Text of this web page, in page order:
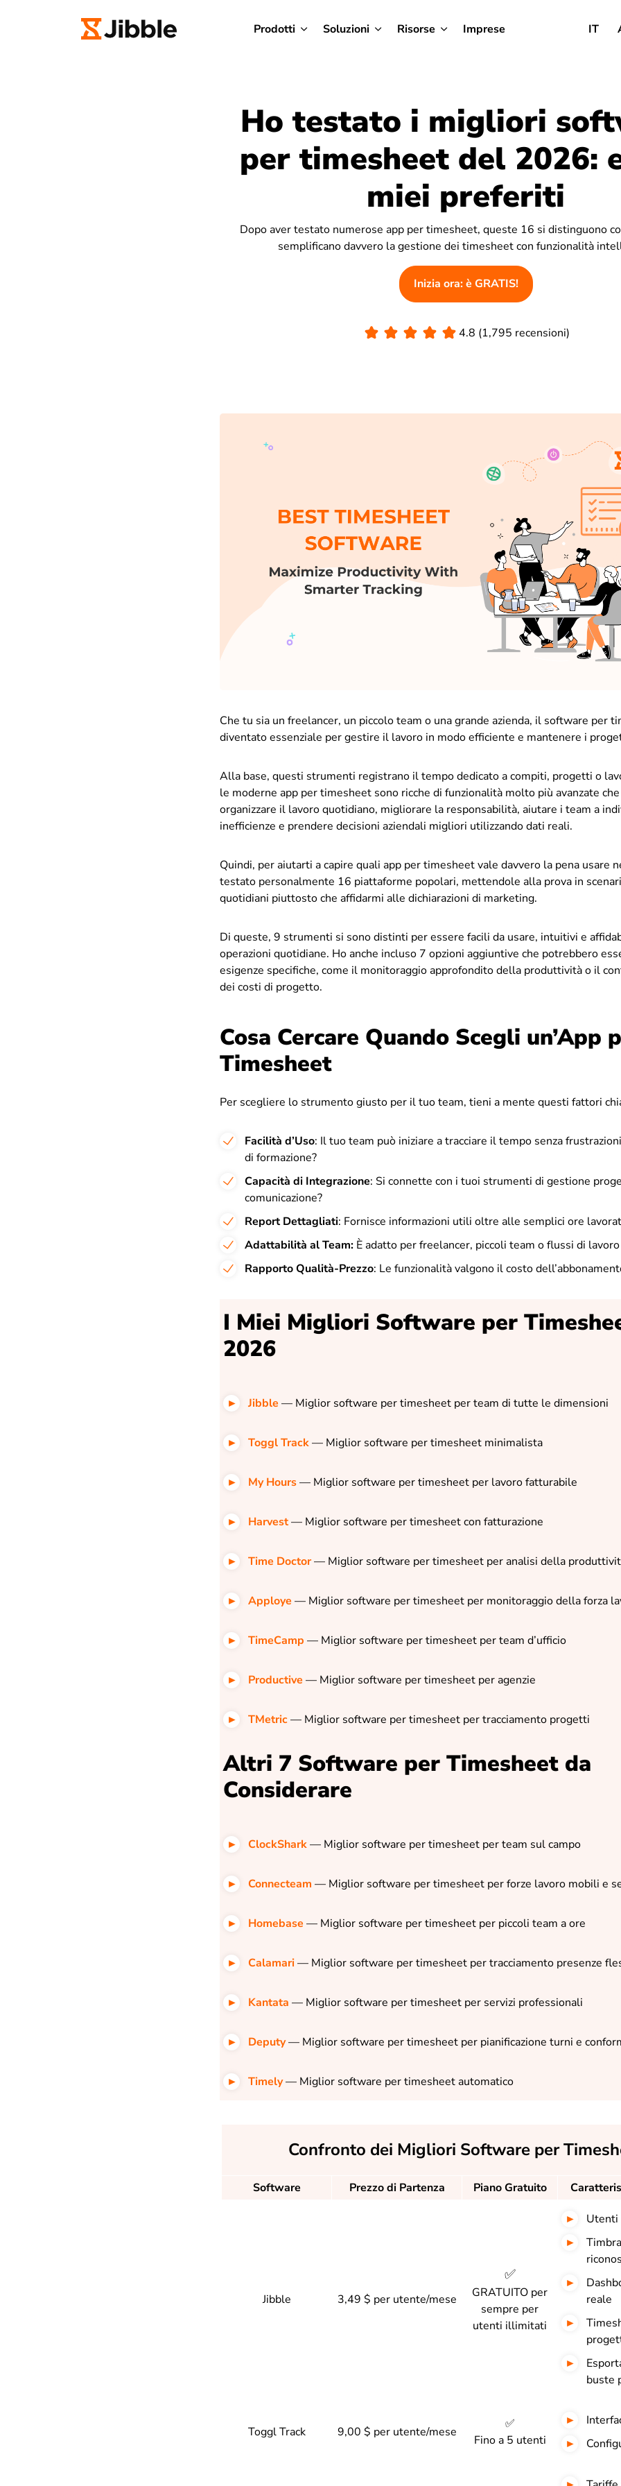
Prodotti Soluzioni Risorse Imprese IT
Ho testato i migliori
per timesheet del 2026:
miei preferiti
Dopo aver testato numerose app per timesheet, queste 16 si distinguono
semplificano davvero la gestione dei timesheet con funzionalità
Inizia ora: è GRATIS!
4.8 (1,795 recensioni)
Che tu sia un freelancer, un piccolo team o una grande azienda, il software per
diventato essenziale per gestire il lavoro in modo efficiente e mantenere i
Alla base, questi strumenti registrano il tempo dedicato a compiti, progetti o
le moderne app per timesheet sono ricche di funzionalità molto più avanzate
organizzare il lavoro quotidiano, migliorare la responsabilità, aiutare i team a
inefficienze e prendere decisioni aziendali migliori utilizzando dati reali.
Quindi, per aiutarti a capire quali app per timesheet vale davvero la pena usare
testato personalmente 16 piattaforme popolari, mettendole alla prova in
quotidiani piuttosto che affidarmi alle dichiarazioni di marketing.
Di queste, 9 strumenti si sono distinti per essere facili da usare, intuitivi e
operazioni quotidiane. Ho anche incluso 7 opzioni aggiuntive che potrebbero
esigenze specifiche, come il monitoraggio approfondito della produttività o il
dei costi di progetto.
Cosa Cercare Quando Scegli un’App
Timesheet
Per scegliere lo strumento giusto per il tuo team, tieni a mente questi fattori
Facilità d’Uso: Il tuo team può iniziare a tracciare il tempo senza
di formazione?
Capacità di Integrazione: Si connette con i tuoi strumenti di gestione
comunicazione?
Report Dettagliati: Fornisce informazioni utili oltre alle semplici ore
Adattabilità al Team: È adatto per freelancer, piccoli team o flussi di
Rapporto Qualità-Prezzo: Le funzionalità valgono il costo
I Miei Migliori Software per
2026
Jibble — Miglior software per timesheet per team di tutte le dimensioni
Toggl Track— Miglior software per timesheet minimalista
My Hours— Miglior software per timesheet per lavoro fatturabile
Harvest— Miglior software per timesheet con fatturazione
Time Doctor— Miglior software per timesheet per analisi della
Apploye — Miglior software per timesheet per monitoraggio della forza
TimeCamp — Miglior software per timesheet per team d’ufficio
Productive — Miglior software per timesheet per agenzie
TMetric— Miglior software per timesheet per tracciamento progetti
Altri 7 Software per Timesheet da
Considerare
ClockShark— Miglior software per timesheet per team sul campo
Connecteam — Miglior software per timesheet per forze lavoro mobili e
Homebase — Miglior software per timesheet per piccoli team a ore
Calamari— Miglior software per timesheet per tracciamento presenze
Kantata — Miglior software per timesheet per servizi professionali
Deputy— Miglior software per timesheet per pianificazione turni e
Timely— Miglior software per timesheet automatico
Confronto dei Migliori Software per
Software Prezzo di Partenza Piano Gratuito
Jibble 3,49 $ per utente/mese
✅
GRATUITO per
sempre per
utenti illimitati
reale
buste
Toggl Track 9,00 $ per utente/mese
✅
Fino a 5 utenti